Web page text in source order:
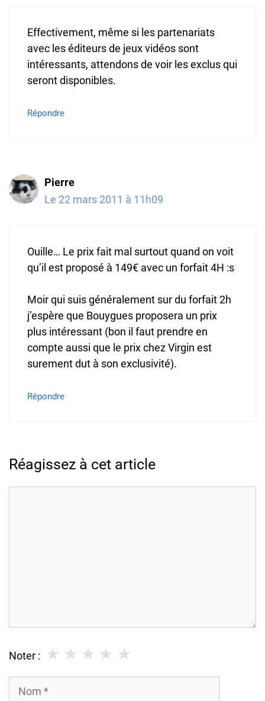
Effectivement, même si les partenariats
avec les éditeurs de jeux vidéos sont
intéressants, attendons de voir les exclus qui
seront disponibles.
Répondre
Pierre
Le 22 mars 2011 à 11h09
Ouille… Le prix fait mal surtout quand on voit
qu’il est proposé à 149€ avec un forfait 4H :s
Moir qui suis généralement sur du forfait 2h
j’espère que Bouygues proposera un prix
plus intéressant (bon il faut prendre en
compte aussi que le prix chez Virgin est
surement dut à son exclusivité).
Répondre
Réagissez à cet article
Noter : ★
★
★
★
★